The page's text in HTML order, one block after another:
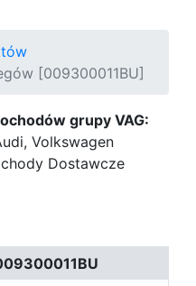
[009300011BU]
grupy VAG:
Volkswagen
Dostawcze